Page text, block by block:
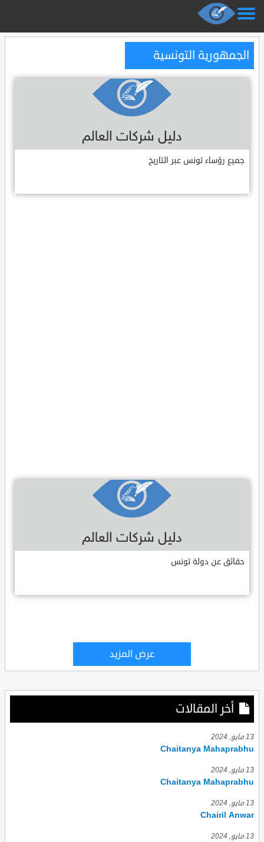
الجمهورية التونسية
جميع رؤساء تونس عبر التاريخ
حقائق عن دولة تونس
عرض المزيد
أخر المقالات
13 مايو, 2024
Chaitanya Mahaprabhu
13 مايو, 2024
Chaitanya Mahaprabhu
13 مايو, 2024
Chairil Anwar
13 مايو, 2024